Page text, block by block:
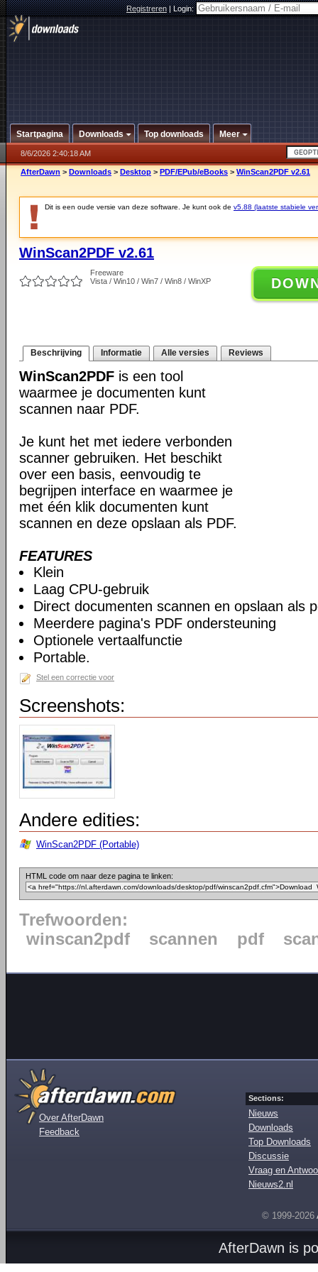
Registreren|Login:
Startpagina Downloads Top downloads Meer
8/6/2026 2:40:18 AM
AfterDawn > Downloads > Desktop > PDF/EPub/eBooks > WinScan2PDF v2.61
Dit is een oude versie van deze software. Je kunt ook de v5.88 (laatste stabiele
WinScan2PDF v2.61
Freeware
Vista / Win10 / Win7 / Win8 / WinXP
Beschrijving Informatie Alle versies Reviews
WinScan2PDF is een tool
waarmee je documenten kunt
scannen naar PDF.
Je kunt het met iedere verbonden
scanner gebruiken. Het beschikt
over een basis, eenvoudig te
begrijpen interface en waarmee je
met één klik documenten kunt
scannen en deze opslaan als PDF.
FEATURES
Klein
Laag CPU-gebruik
Direct documenten scannen en opslaan als
Meerdere pagina's PDF ondersteuning
Optionele vertaalfunctie
Portable.
Stel een correctie voor
Screenshots:
Andere edities:
WinScan2PDF (Portable)
HTML code om naar deze pagina te linken:
Trefwoorden:
winscan2pdf
scannen pdf
Over AfterDawn
Feedback
Sections:
Nieuws
Downloads
Top Downloads
Discussie
Vraag en
Nieuws2.nl
© 1999-2026
AfterDawn is